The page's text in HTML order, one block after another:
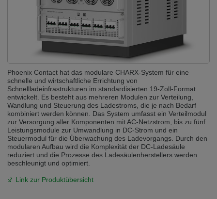
Phoenix Contact hat das modulare CHARX-System für eine
schnelle und wirtschaftliche Errichtung von
Schnellladeinfrastrukturen im standardisierten 19-Zoll-Format
entwickelt. Es besteht aus mehreren Modulen zur Verteilung,
Wandlung und Steuerung des Ladestroms, die je nach Bedarf
kombiniert werden können. Das System umfasst ein Verteilmodul
zur Versorgung aller Komponenten mit AC-Netzstrom, bis zu fünf
Leistungsmodule zur Umwandlung in DC-Strom und ein
Steuermodul für die Überwachung des Ladevorgangs. Durch den
modularen Aufbau wird die Komplexität der DC-Ladesäule
reduziert und die Prozesse des Ladesäulenherstellers werden
beschleunigt und optimiert.
Link zur Produktübersicht